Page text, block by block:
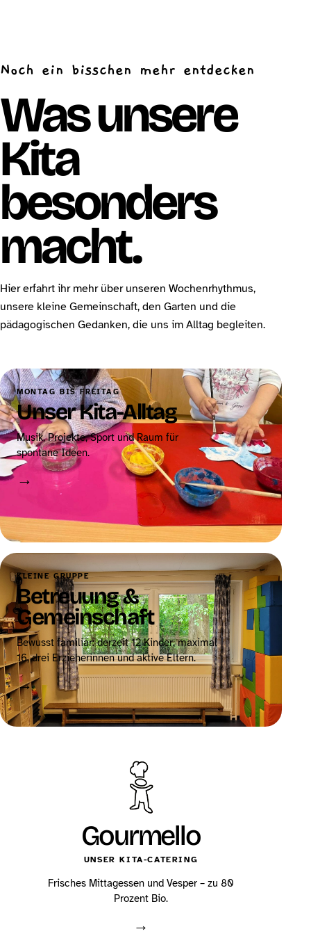
Noch ein bisschen mehr entdecken
Was unsere
Kita
besonders
macht.
Hier erfahrt ihr mehr über unseren Wochenrhythmus,
unsere kleine Gemeinschaft, den Garten und die
pädagogischen Gedanken, die uns im Alltag begleiten.
MONTAG BIS FREITAG
Unser Kita-Alltag
Musik, Projekte, Sport und Raum für
spontane Ideen.
→
KLEINE GRUPPE
Betreuung &
Gemeinschaft
Bewusst familiär: derzeit 12 Kinder, maximal
16, drei Erzieherinnen und aktive Eltern.
→
Gourmello
UNSER KITA-CATERING
Frisches Mittagessen und Vesper – zu 80
Prozent Bio.
→